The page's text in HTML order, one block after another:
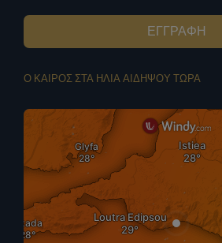
ΕΓΓΡΑΦΗ
Ο ΚΑΙΡΟΣ ΣΤΑ ΗΛΙΑ ΑΙΔΗΨΟΥ ΤΩΡΑ